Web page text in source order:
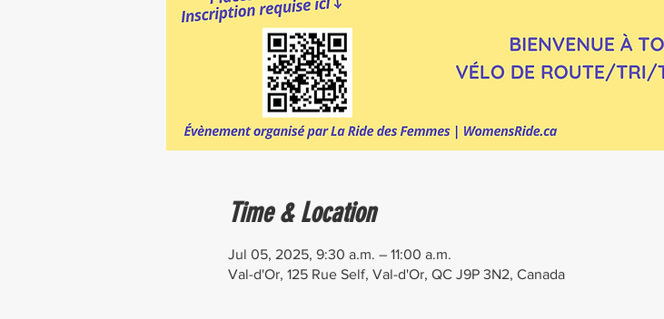
Time & Location
Jul 05, 2025, 9:30 a.m. – 11:00 a.m.
Val-d'Or, 125 Rue Self, Val-d'Or, QC J9P 3N2, Canada